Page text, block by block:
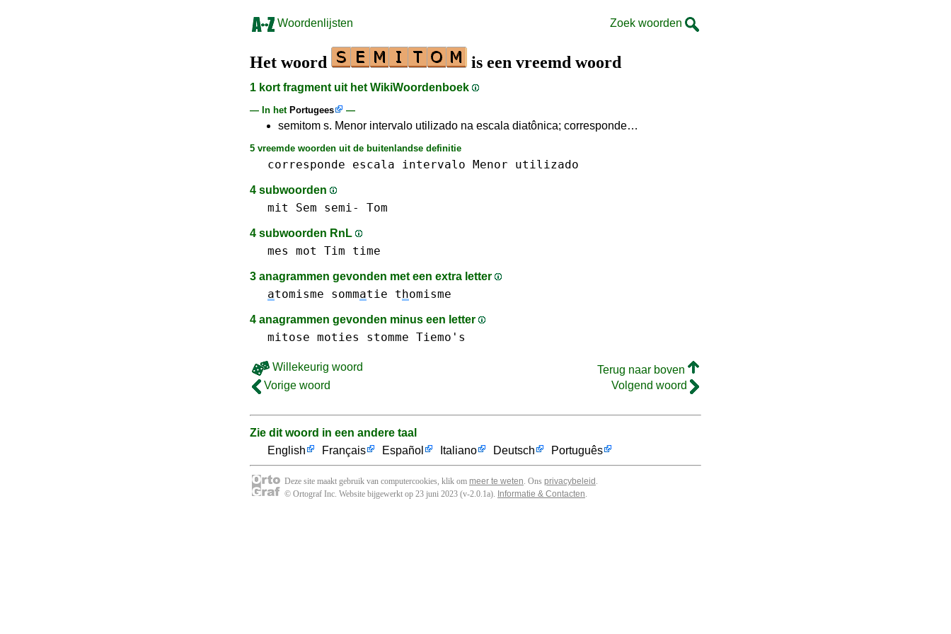
Woordenlijsten Zoek woorden
Het woord is een vreemd woord
1 kort fragment uit het WikiWoordenboek
— In het Portugees —
semitom s. Menor intervalo utilizado na escala diatônica; corresponde…
5 vreemde woorden uit de buitenlandse definitie
corresponde escala intervalo Menor utilizado
4 subwoorden
mit Sem semi- Tom
4 subwoorden RnL
mes mot Tim time
3 anagrammen gevonden met een extra letter
atomisme sommatie thomisme
4 anagrammen gevonden minus een letter
mitose moties stomme Tiemo's
Willekeurig woord
Terug naar boven
Vorige woord
Volgend woord
Zie dit woord in een andere taal
English
Français Español Italiano Deutsch Português
Deze site maakt gebruik van computercookies, klik om meer te weten. Ons privacybeleid .
© Ortograf Inc. Website bijgewerkt op 23 juni 2023 (v-2.0.1a). Informatie & Contacten.